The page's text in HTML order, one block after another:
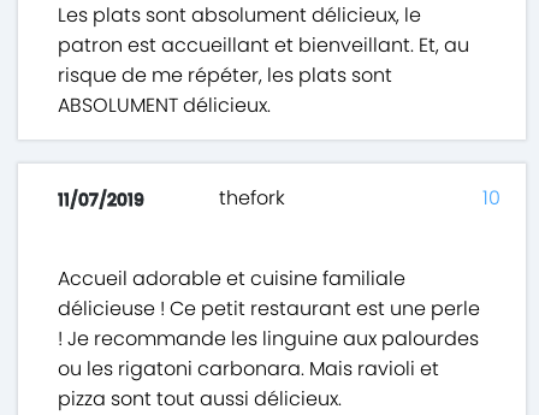
Les plats sont absolument délicieux, le
patron est accueillant et bienveillant. Et, au
risque de me répéter, les plats sont
ABSOLUMENT délicieux.
11/07/2019 thefork
Accueil adorable et cuisine familiale
délicieuse ! Ce petit restaurant est une perle
! Je recommande les linguine aux palourdes
ou les rigatoni carbonara. Mais ravioli et
pizza sont tout aussi délicieux.
10